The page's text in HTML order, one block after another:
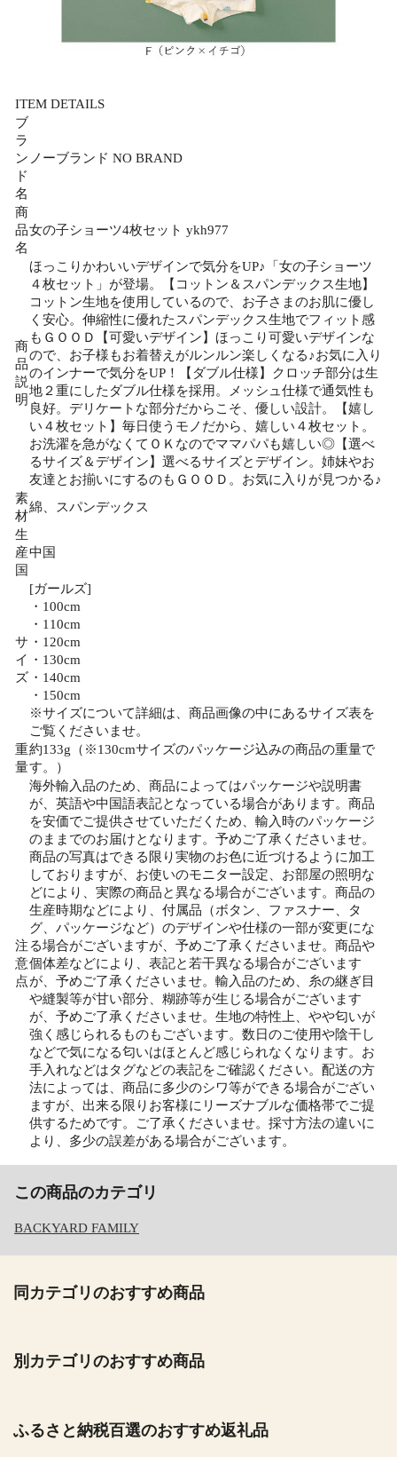
ITEM DETAILS
ブ
ラ
ン
ド
名
ノーブランド NO BRAND
商
品
名
女の子ショーツ4枚セット ykh977
商
品
説
明
ほっこりかわいいデザインで気分をUP♪「女の子ショーツ
４枚セット」が登場。【コットン＆スパンデックス生地】
コットン生地を使用しているので、お子さまのお肌に優し
く安心。伸縮性に優れたスパンデックス生地でフィット感
もＧＯＯＤ【可愛いデザイン】ほっこり可愛いデザインな
ので、お子様もお着替えがルンルン楽しくなる♪お気に入り
のインナーで気分をUP！【ダブル仕様】クロッチ部分は生
地２重にしたダブル仕様を採用。メッシュ仕様で通気性も
良好。デリケートな部分だからこそ、優しい設計。【嬉し
い４枚セット】毎日使うモノだから、嬉しい４枚セット。
お洗濯を急がなくてＯＫなのでママパパも嬉しい◎【選べ
るサイズ＆デザイン】選べるサイズとデザイン。姉妹やお
友達とお揃いにするのもＧＯＯＤ。お気に入りが見つかる♪
素
材
綿、スパンデックス
生
産
国
中国
サ
イ
ズ
[ガールズ]
・100cm
・110cm
・120cm
・130cm
・140cm
・150cm
※サイズについて詳細は、商品画像の中にあるサイズ表を
ご覧くださいませ。
重
量
約133g（※130cmサイズのパッケージ込みの商品の重量で
す。）
注
意
点
海外輸入品のため、商品によってはパッケージや説明書
が、英語や中国語表記となっている場合があります。商品
を安価でご提供させていただくため、輸入時のパッケージ
のままでのお届けとなります。予めご了承くださいませ。
商品の写真はできる限り実物のお色に近づけるように加工
しておりますが、お使いのモニター設定、お部屋の照明な
どにより、実際の商品と異なる場合がございます。商品の
生産時期などにより、付属品（ボタン、ファスナー、タ
グ、パッケージなど）のデザインや仕様の一部が変更にな
る場合がございますが、予めご了承くださいませ。商品や
個体差などにより、表記と若干異なる場合がございます
が、予めご了承くださいませ。輸入品のため、糸の継ぎ目
や縫製等が甘い部分、糊跡等が生じる場合がございます
が、予めご了承くださいませ。生地の特性上、やや匂いが
強く感じられるものもございます。数日のご使用や陰干し
などで気になる匂いはほとんど感じられなくなります。お
手入れなどはタグなどの表記をご確認ください。配送の方
法によっては、商品に多少のシワ等ができる場合がござい
ますが、出来る限りお客様にリーズナブルな価格帯でご提
供するためです。ご了承くださいませ。採寸方法の違いに
より、多少の誤差がある場合がございます。
この商品のカテゴリ
BACKYARD FAMILY
同カテゴリのおすすめ商品
別カテゴリのおすすめ商品
ふるさと納税百選のおすすめ返礼品